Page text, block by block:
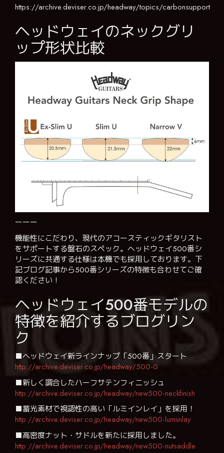
https://archive.deviser.co.jp/headway/topics/carbonsupport
ヘッドウェイのネックグリ
ップ形状比較
ーーー
機能性にこだわり、現代のアコースティックギタリスト
をサポートする盤石のスペック。ヘッドウェイ500番シ
リーズに共通する仕様は本機でも採用しております。下
記ブログ記事から500番シリーズの特徴も合わせてご確
認ください！
ヘッドウェイ500番モデルの
特徴を紹介するブログリン
ク
■ヘッドウェイ新ラインナップ「500番」スタート
http://archive.deviser.co.jp/headway/500-0
■新しく調合したハーフサテンフィニッシュ
http://archive.deviser.co.jp/headway/new500-neckfinish
■蓄光素材で視認性の高い「ルミインレイ」を採用！
http://archive.deviser.co.jp/headway/new500-lumiinlay
■高密度ナット・サドルを新たに採用しました。
http://archive.deviser.co.jp/headway/new500-nutsaddle